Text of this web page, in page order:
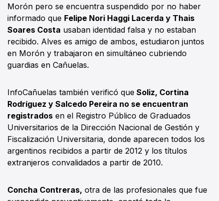
Morón pero se encuentra suspendido por no haber
informado que Felipe Nori Haggi Lacerda y Thais
Soares Costa usaban identidad falsa y no estaban
recibido. Alves es amigo de ambos, estudiaron juntos
en Morón y trabajaron en simultáneo cubriendo
guardias en Cañuelas.
InfoCañuelas también verificó que Soliz, Cortina
Rodríguez y Salcedo Pereira no se encuentran
registrados en el Registro Público de Graduados
Universitarios de la Dirección Nacional de Gestión y
Fiscalización Universitaria, donde aparecen todos los
argentinos recibidos a partir de 2012 y los títulos
extranjeros convalidados a partir de 2010.
Concha Contreras, otra de las profesionales que fue